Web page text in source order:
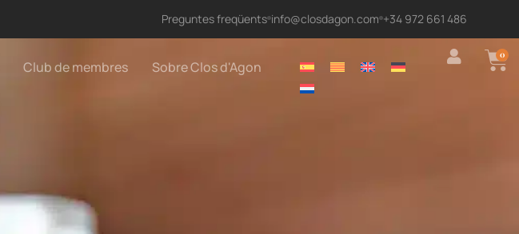
Preguntes freqüents info@closdagon.com +34 972 661 486
Club de membres
Sobre Clos d'Agon
0